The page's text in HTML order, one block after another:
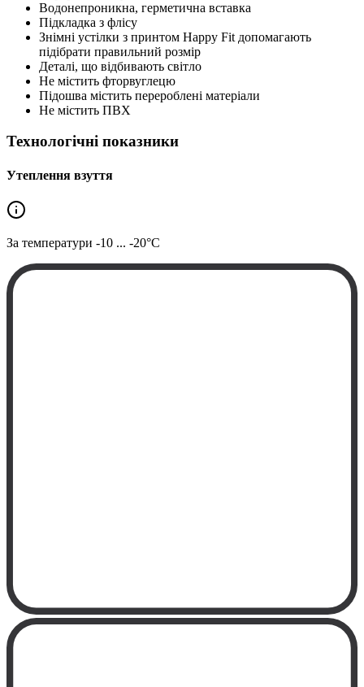
Водонепроникна, герметична вставка
Підкладка з флісу
Знімні устілки з принтом Happy Fit допомагають
підібрати правильний розмір
Деталі, що відбивають світло
Не містить фторвуглецю
Підошва містить перероблені матеріали
Не містить ПВХ
Технологічні показники
Утеплення взуття
За температури -10 ... -20°C